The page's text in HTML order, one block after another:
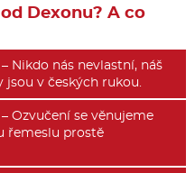
Dexonu? A co
– Nikdo nás nevlastní, náš
jsou v českých rukou.
– Ozvučení se věnujeme
řemeslu prostě